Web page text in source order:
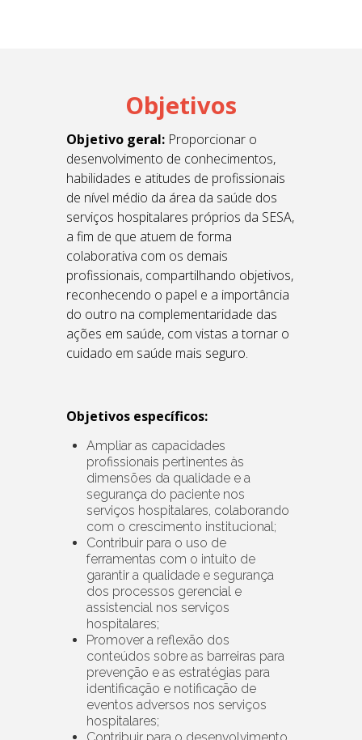
Objetivos
Objetivo geral: Proporcionar o
desenvolvimento de conhecimentos,
habilidades e atitudes de profissionais
de nível médio da área da saúde dos
serviços hospitalares próprios da SESA,
a fim de que atuem de forma
colaborativa com os demais
profissionais, compartilhando objetivos,
reconhecendo o papel e a importância
do outro na complementaridade das
ações em saúde, com vistas a tornar o
cuidado em saúde mais seguro.
Objetivos específicos:
Ampliar as capacidades
profissionais pertinentes às
dimensões da qualidade e a
segurança do paciente nos
serviços hospitalares, colaborando
com o crescimento institucional;
Contribuir para o uso de
ferramentas com o intuito de
garantir a qualidade e segurança
dos processos gerencial e
assistencial nos serviços
hospitalares;
Promover a reflexão dos
conteúdos sobre as barreiras para
prevenção e as estratégias para
identificação e notificação de
eventos adversos nos serviços
hospitalares;